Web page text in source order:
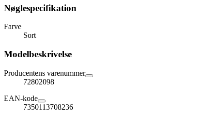
Nøglespecifikation
Farve
Sort
Modelbeskrivelse
Producentens varenummer
72802098
EAN-kode
7350113708236